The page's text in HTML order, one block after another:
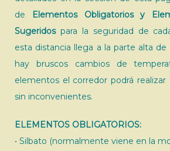
de Elementos Obligatorios y
Sugeridospara la seguridad de
esta distancia llega a la parte alta
hay bruscos cambios de
elementos el corredor podrá realizar
sin inconvenientes.
ELEMENTOS OBLIGATORIOS:
• Silbato (normalmente viene en la